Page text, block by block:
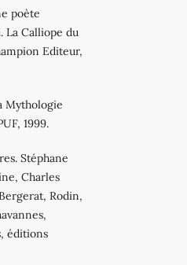
poète
La Calliope du
Editeur,
Mythologie
1999.
Stéphane
Charles
Rodin,
éditions